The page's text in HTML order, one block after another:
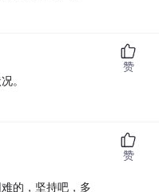
。
赞
的，坚持吧，多
赞